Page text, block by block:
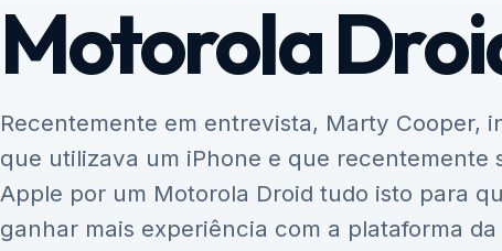
Motorola
Recentemente em entrevista, Marty Cooper,
que utilizava um iPhone e que recentemente
Apple por um Motorola Droid tudo isto para
ganhar mais experiência com a plataforma da